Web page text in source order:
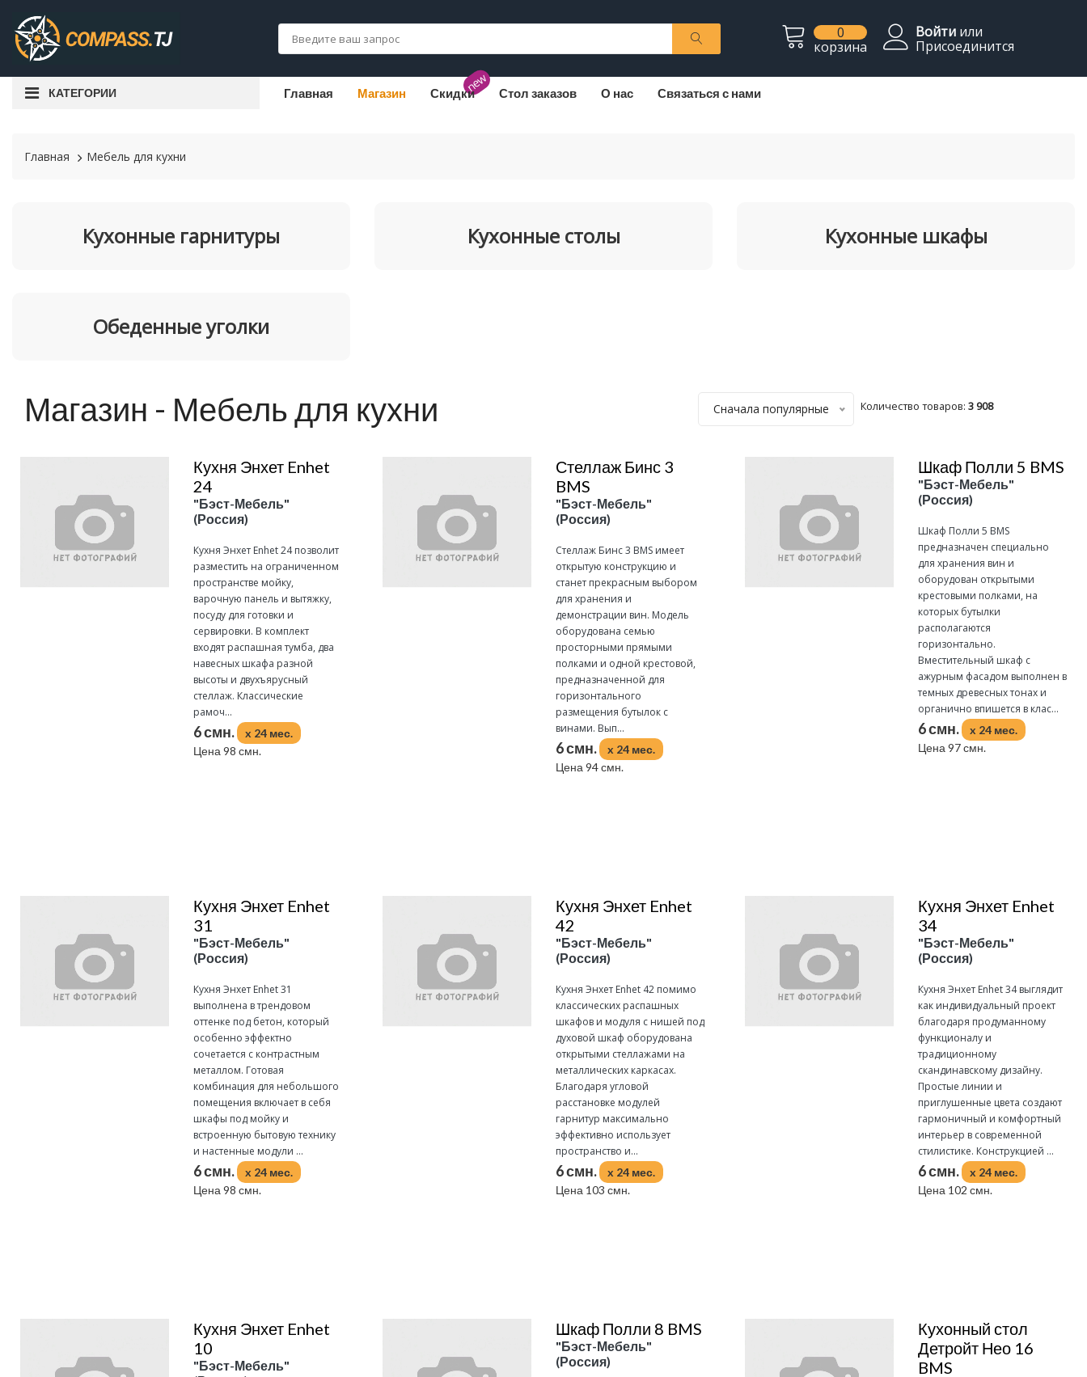
0
корзина
Войти или
Присоединится
КАТЕГОРИИ Главная Магазин new
Скидки Стол заказов О нас Связаться с нами
Главная Мебель для кухни
Кухонные гарнитуры Кухонные столы Кухонные шкафы
Обеденные уголки
Магазин - Мебель для кухни Количество товаров: 3 908
Сначала популярные
Кухня Энхет Enhet
24
"Бэст-Мебель"
(Россия)
Кухня Энхет Enhet 24 позволит
разместить на ограниченном
пространстве мойку,
варочную панель и вытяжку,
посуду для готовки и
сервировки. В комплект
входят распашная тумба, два
навесных шкафа разной
высоты и двухъярусный
стеллаж. Классические
рамоч...
6 смн.
x 24 мес.
Цена 98 смн.
Стеллаж Бинс 3
BMS
"Бэст-Мебель"
(Россия)
Стеллаж Бинс 3 BMS имеет
открытую конструкцию и
станет прекрасным выбором
для хранения и
демонстрации вин. Модель
оборудована семью
просторными прямыми
полками и одной крестовой,
предназначенной для
горизонтального
размещения бутылок с
винами. Вып...
6 смн.
x 24 мес.
Цена 94 смн.
Шкаф Полли 5 BMS
"Бэст-Мебель"
(Россия)
Шкаф Полли 5 BMS
предназначен специально
для хранения вин и
оборудован открытыми
крестовыми полками, на
которых бутылки
располагаются
горизонтально.
Вместительный шкаф с
ажурным фасадом выполнен в
темных древесных тонах и
органично впишется в клас...
6 смн.
x 24 мес.
Цена 97 смн.
Кухня Энхет Enhet
31
"Бэст-Мебель"
(Россия)
Кухня Энхет Enhet 31
выполнена в трендовом
оттенке под бетон, который
особенно эффектно
сочетается с контрастным
металлом. Готовая
комбинация для небольшого
помещения включает в себя
шкафы под мойку и
встроенную бытовую технику
и настенные модули ...
6 смн.
x 24 мес.
Цена 98 смн.
Кухня Энхет Enhet
42
"Бэст-Мебель"
(Россия)
Кухня Энхет Enhet 42 помимо
классических распашных
шкафов и модуля с нишей под
духовой шкаф оборудована
открытыми стеллажами на
металлических каркасах.
Благодаря угловой
расстановке модулей
гарнитур максимально
эффективно использует
пространство и...
6 смн.
x 24 мес.
Цена 103 смн.
Кухня Энхет Enhet
34
"Бэст-Мебель"
(Россия)
Кухня Энхет Enhet 34 выглядит
как индивидуальный проект
благодаря продуманному
функционалу и
традиционному
скандинавскому дизайну.
Простые линии и
приглушенные цвета создают
гармоничный и комфортный
интерьер в современной
стилистике. Конструкцией ...
6 смн.
x 24 мес.
Цена 102 смн.
Кухня Энхет Enhet
10
"Бэст-Мебель"
Шкаф Полли 8 BMS
"Бэст-Мебель"
(Россия)
Кухонный стол
Детройт Нео 16
BMS